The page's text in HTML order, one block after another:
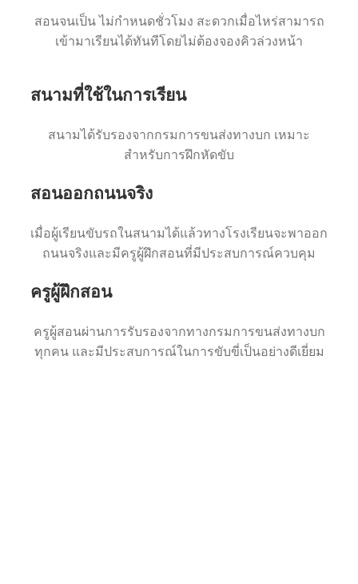
สอนจนเป็น ไม่กำหนดชั่วโมง สะดวกเมื่อไหร่สามารถ
เข้ามาเรียนได้ทันทีโดยไม่ต้องจองคิวล่วงหน้า
สนามที่ใช้ในการเรียน
สนามได้รับรองจากกรมการขนส่งทางบก เหมาะ
สำหรับการฝึกหัดขับ
สอนออกถนนจริง
เมื่อผู้เรียนขับรถในสนามได้แล้วทางโรงเรียนจะพาออก
ถนนจริงและมีครูผู้ฝึกสอนที่มีประสบการณ์ควบคุม
ครูผู้ฝึกสอน
ครูผู้สอนผ่านการรับรองจากทางกรมการขนส่งทางบก
ทุกคน และมีประสบการณ์ในการขับขี่เป็นอย่างดีเยี่ยม